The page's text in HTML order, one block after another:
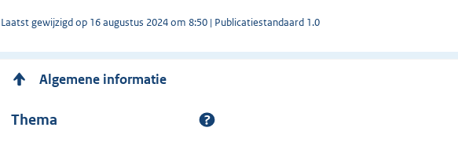
Laatst gewijzigd op 16 augustus 2024 om 8:50 | Publicatiestandaard 1.0
Algemene informatie
Thema